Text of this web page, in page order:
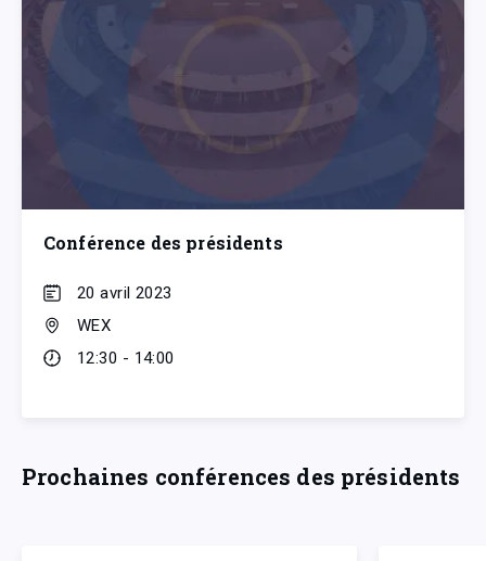
Conférence des présidents
20 avril 2023
WEX
12:30 - 14:00
Prochaines conférences des présidents